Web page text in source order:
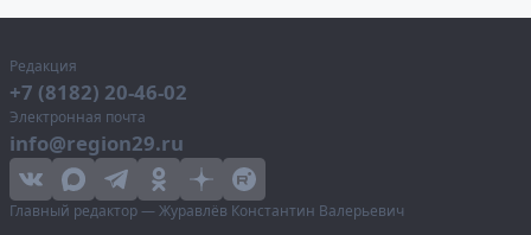
Редакция
+7 (8182) 20-46-02
Электронная почта
info@region29.ru
Главный редактор — Журавлёв Константин Валерьевич